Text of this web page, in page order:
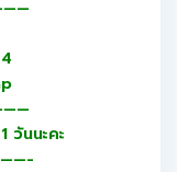
วันนะคะ